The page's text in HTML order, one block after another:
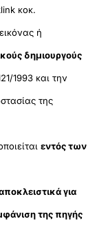
κοκ.
ή
δημιουργούς
1993 και την
της
εντός των
για
της πηγής